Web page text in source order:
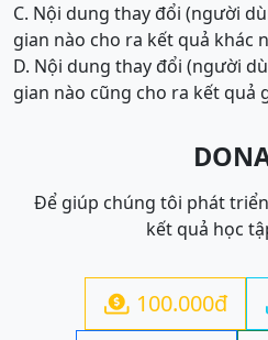
C. Nội dung thay đổi (người
gian nào cho ra kết quả khác
D. Nội dung thay đổi (người
gian nào cũng cho ra kết quả
Để giúp chúng tôi phát
kết quả học
 100.000đ